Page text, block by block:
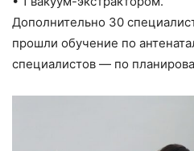
Дополнительно 30
прошли обучение по
специалистов — по